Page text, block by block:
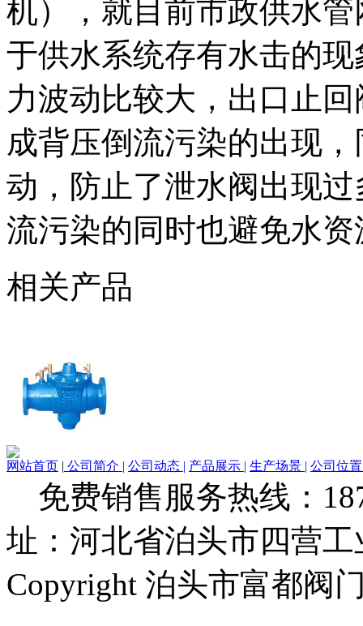
机），就目前市政供水
于供水系统存有水击的
力波动比较大，出口止
成背压倒流污染的出现
动，防止了泄水阀出现
流污染的同时也避免水
相关产品
网站首页 | 公司简介 | 公司动态 | 产品展示 | 生产场景 | 公司位
免费销售服务热线：
址：河北省泊头市四营工
Copyright 泊头市富都阀